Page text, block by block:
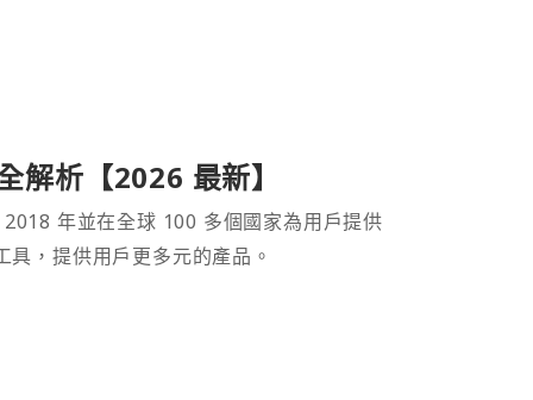
析【2026 最新】
年並在全球 100 多個國家為用戶提供
，提供用戶更多元的產品。